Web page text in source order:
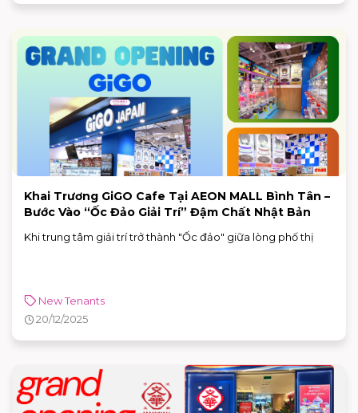
Khai Trương GiGO Cafe Tại AEON MALL Bình Tân –
Bước Vào “Ốc Đảo Giải Trí” Đậm Chất Nhật Bản
Khi trung tâm giải trí trở thành "Ốc đảo" giữa lòng phố thị
New Tenants
20/12/2025